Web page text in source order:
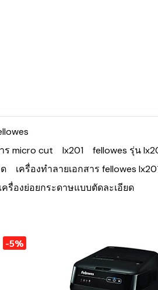
ร micro cut
lx201
fellowes รุ่น
เครื่องทำลายเอกสาร fellowes
ครื่องย่อยกระดาษแบบตัดละเอียด
-5%